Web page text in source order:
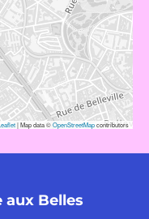
|Map data ©OpenStreetMapcontributors
aux Belles